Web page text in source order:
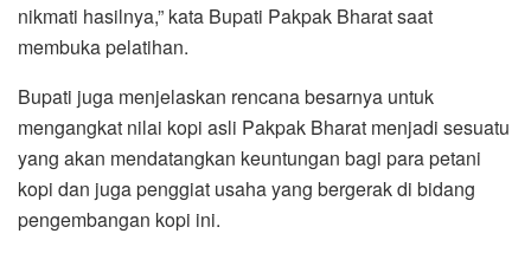
nikmati hasilnya,” kata Bupati Pakpak Bharat saat
membuka pelatihan.
Bupati juga menjelaskan rencana besarnya untuk
mengangkat nilai kopi asli Pakpak Bharat menjadi sesuatu
yang akan mendatangkan keuntungan bagi para petani
kopi dan juga penggiat usaha yang bergerak di bidang
pengembangan kopi ini.